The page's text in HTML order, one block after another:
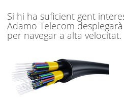
SEU ELECTRÒNICA
BELL-LLOC SOLUCIONA
Si hi ha suficient gent
Adamo Telecom
per navegar a alta velocitat.